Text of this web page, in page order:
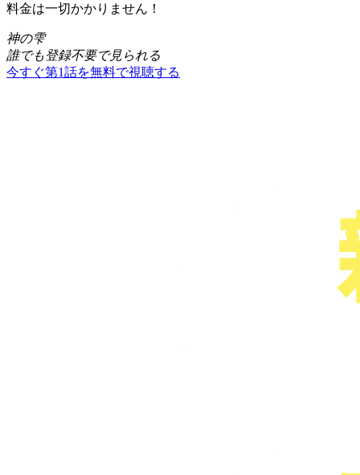
料金は一切かかりません！
神の雫
誰でも登録不要で見られる
今すぐ第1話を無料で視聴する